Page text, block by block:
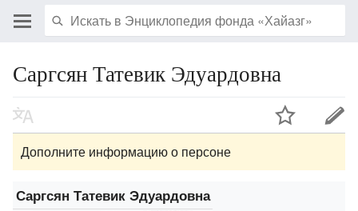
Саргсян Татевик Эдуардовна
Дополните информацию о персоне
Саргсян Татевик Эдуардовна